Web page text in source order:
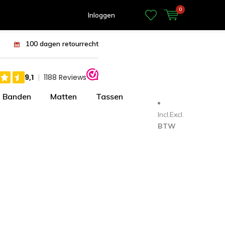
Inloggen
0
100 dagen retourrecht
Banden Matten Tassen
Incl.Excl.
BTW